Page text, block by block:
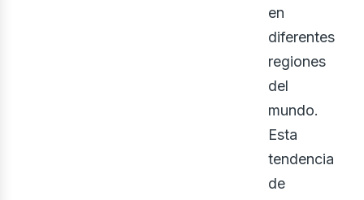
en
diferentes
regiones
del
mundo.
Esta
tendencia
de